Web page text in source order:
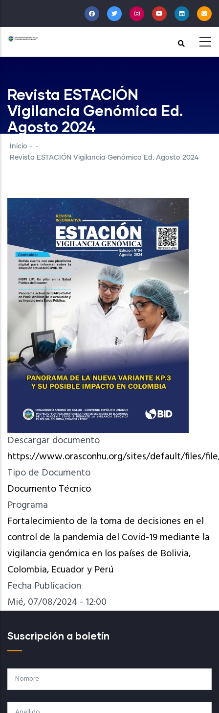
al
contenido
principal
Revista ESTACIÓN
Vigilancia Genómica Ed.
Agosto 2024
Inicio - -
Revista ESTACIÓN Vigilancia Genómica Ed. Agosto 2024
Descargar documento
https://www.orasconhu.org/sites/default/files/
Tipo de Documento
Documento Técnico
Programa
Fortalecimiento de la toma de decisiones en el
control de la pandemia del Covid-19 mediante la
vigilancia genómica en los países de Bolivia,
Colombia, Ecuador y Perú
Fecha Publicacion
Mié, 07/08/2024 - 12:00
Suscripción a boletín
Nombre
Apellido